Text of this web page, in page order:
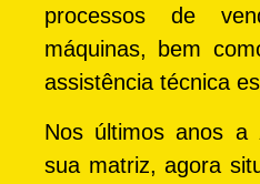
processos de
máquinas, bem
assistência técnica
Nos últimos anos a
sua matriz, agora